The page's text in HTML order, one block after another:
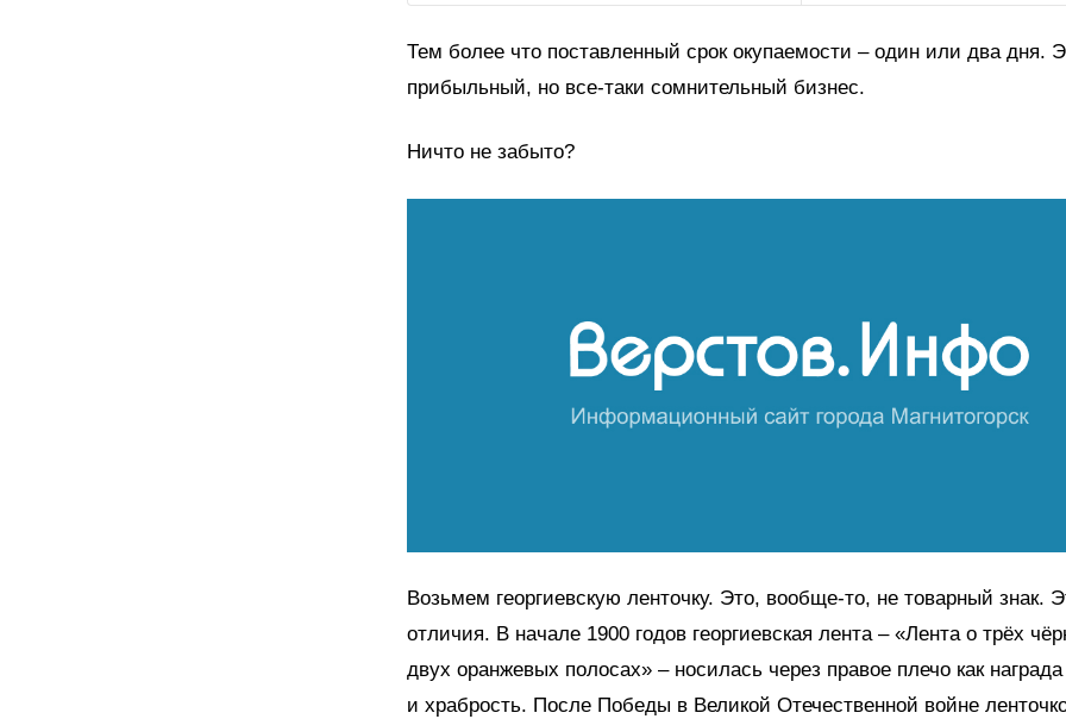
Тем более что поставленный срок окупаемости – один или два дня.
прибыльный, но все-таки сомнительный бизнес.
Ничто не забыто?
Возьмем георгиевскую ленточку. Это, вообще-то, не товарный знак.
отличия. В начале 1900 годов георгиевская лента – «Лента о трёх
двух оранжевых полосах» – носилась через правое плечо как
и храбрость. После Победы в Великой Отечественной войне